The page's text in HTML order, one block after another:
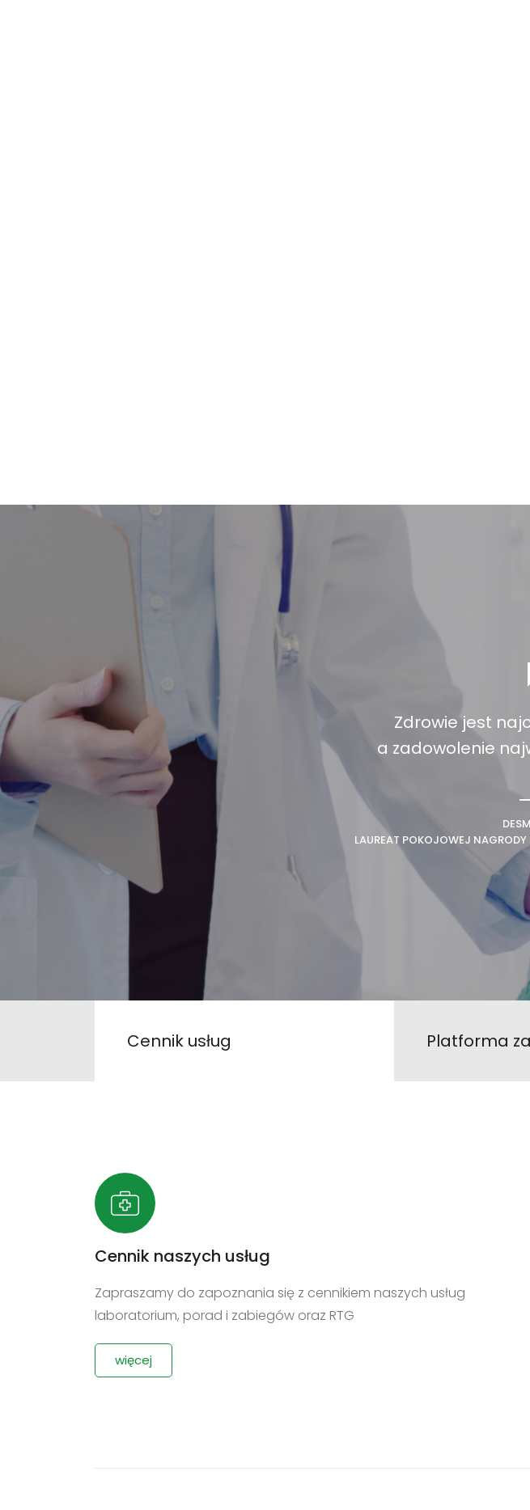
Zdrowie jest
a zadowolenie
LAUREAT POKOJOWEJ
Cennik usług Platforma
Cennik naszych usług
Zapraszamy do zapoznania się z cennikiem naszych usług
laboratorium, porad i zabiegów oraz RTG
więcej